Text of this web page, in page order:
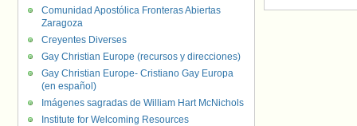
Comunidad Apostólica Fronteras Abiertas
Zaragoza
Creyentes Diverses
Gay Christian Europe (recursos y direcciones)
Gay Christian Europe- Cristiano Gay Europa
(en español)
Imágenes sagradas de William Hart McNichols
Institute for Welcoming Resources